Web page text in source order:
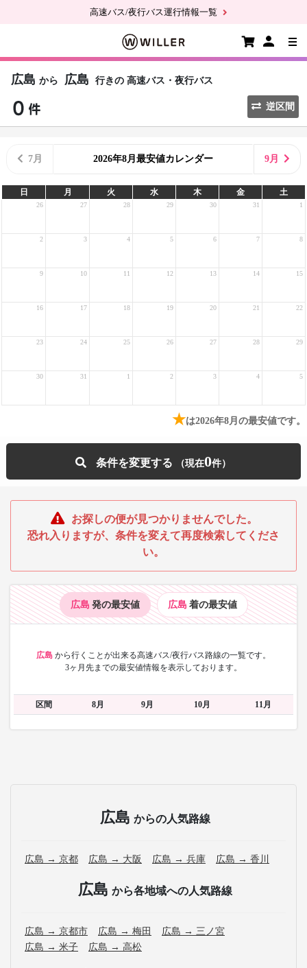
高速バス/夜行バス運行情報一覧
広島 から 広島 行きの 高速バス・夜行バス
逆区間
7月 2026年8月最安値カレンダー 9月
日 月 火 水 木 金 土
26 27 28 29 30 31 1
2 3 4 5 6 7 8
9 10 11 12 13 14 15
16 17 18 19 20 21 22
23 24 25 26 27 28 29
30 31 1 2 3 4 5
★は2026年8月の最安値です。
条件を変更する 0
お探しの便が見つかりませんでした。
恐れ入りますが、条件を変えて再度検索してくださ
い。
広島 発の最安値 広島 着の最安値
広島 から行くことが出来る高速バス/夜行バス路線の一覧です。
3ヶ月先までの最安値情報を表示しております。
区間 8月 9月 10月 11月
広島 からの人気路線
広島 → 京都 広島 → 大阪 広島 → 兵庫 広島 → 香川
広島 から各地域への人気路線
広島 → 京都市 広島 → 梅田
広島 → 三ノ宮
広島 → 米子
広島 → 高松